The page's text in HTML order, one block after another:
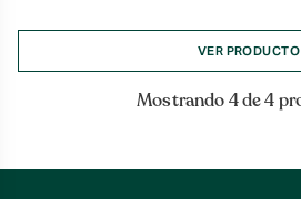
VER PRODUCTO
Mostrando 4 de 4